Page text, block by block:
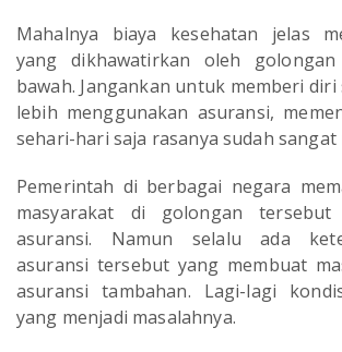
Mahalnya biaya kesehatan jelas
yang dikhawatirkan oleh
bawah. Jangankan untuk memberi
lebih menggunakan asuransi,
sehari-hari saja rasanya sudah sangat
Pemerintah di berbagai negara
masyarakat di golongan
asuransi. Namun selalu ada
asuransi tersebut yang membuat
asuransi tambahan. Lagi-lagi
yang menjadi masalahnya.